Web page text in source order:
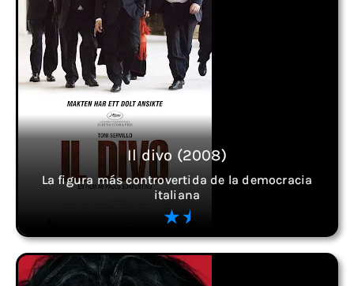
Il divo (2008)
La figura más controvertida de la democracia
italiana